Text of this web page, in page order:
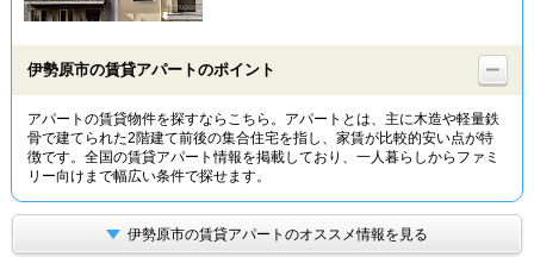
物件特集から
TOP
伊勢原市の賃貸アパートのポイント
アパートの賃貸物件を探すならこちら。アパートとは、主に木造や軽量鉄
骨で建てられた2階建て前後の集合住宅を指し、家賃が比較的安い点が特
徴です。全国の賃貸アパート情報を掲載しており、一人暮らしからファミ
リー向けまで幅広い条件で探せます。
伊勢原市の賃貸アパートのオススメ情報を見る